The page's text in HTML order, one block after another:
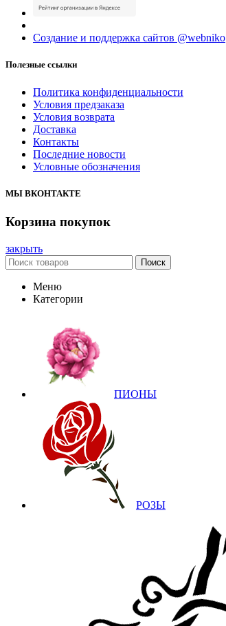
Создание и поддержка сайтов @webniko
Полезные ссылки
Политика конфиденциальности
Условия предзаказа
Условия возврата
Доставка
Контакты
Последние новости
Условные обозначения
МЫ ВКОНТАКТЕ
Корзина покупок
закрыть
Поиск
Меню
Категории
ПИОНЫ
РОЗЫ